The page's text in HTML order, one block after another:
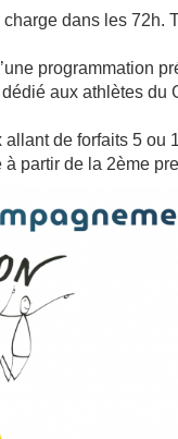
dans les
programmation
aux athlètes du
de forfaits 5
partir de la 2ème